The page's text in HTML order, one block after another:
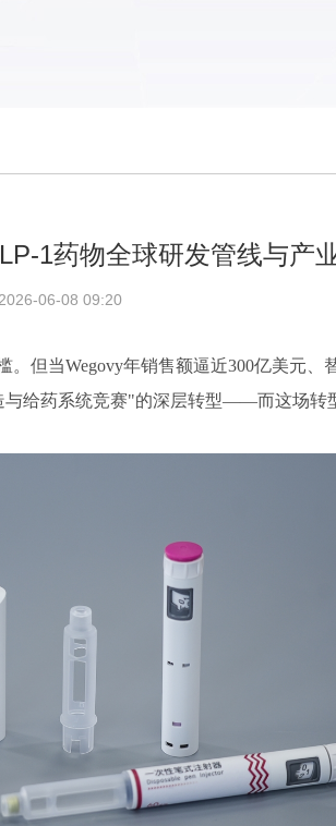
1药物全球研发管线与产
2026-06-08 09:20
但当Wegovy年销售额逼近300亿美元、
给药系统竞赛"的深层转型——而这场转